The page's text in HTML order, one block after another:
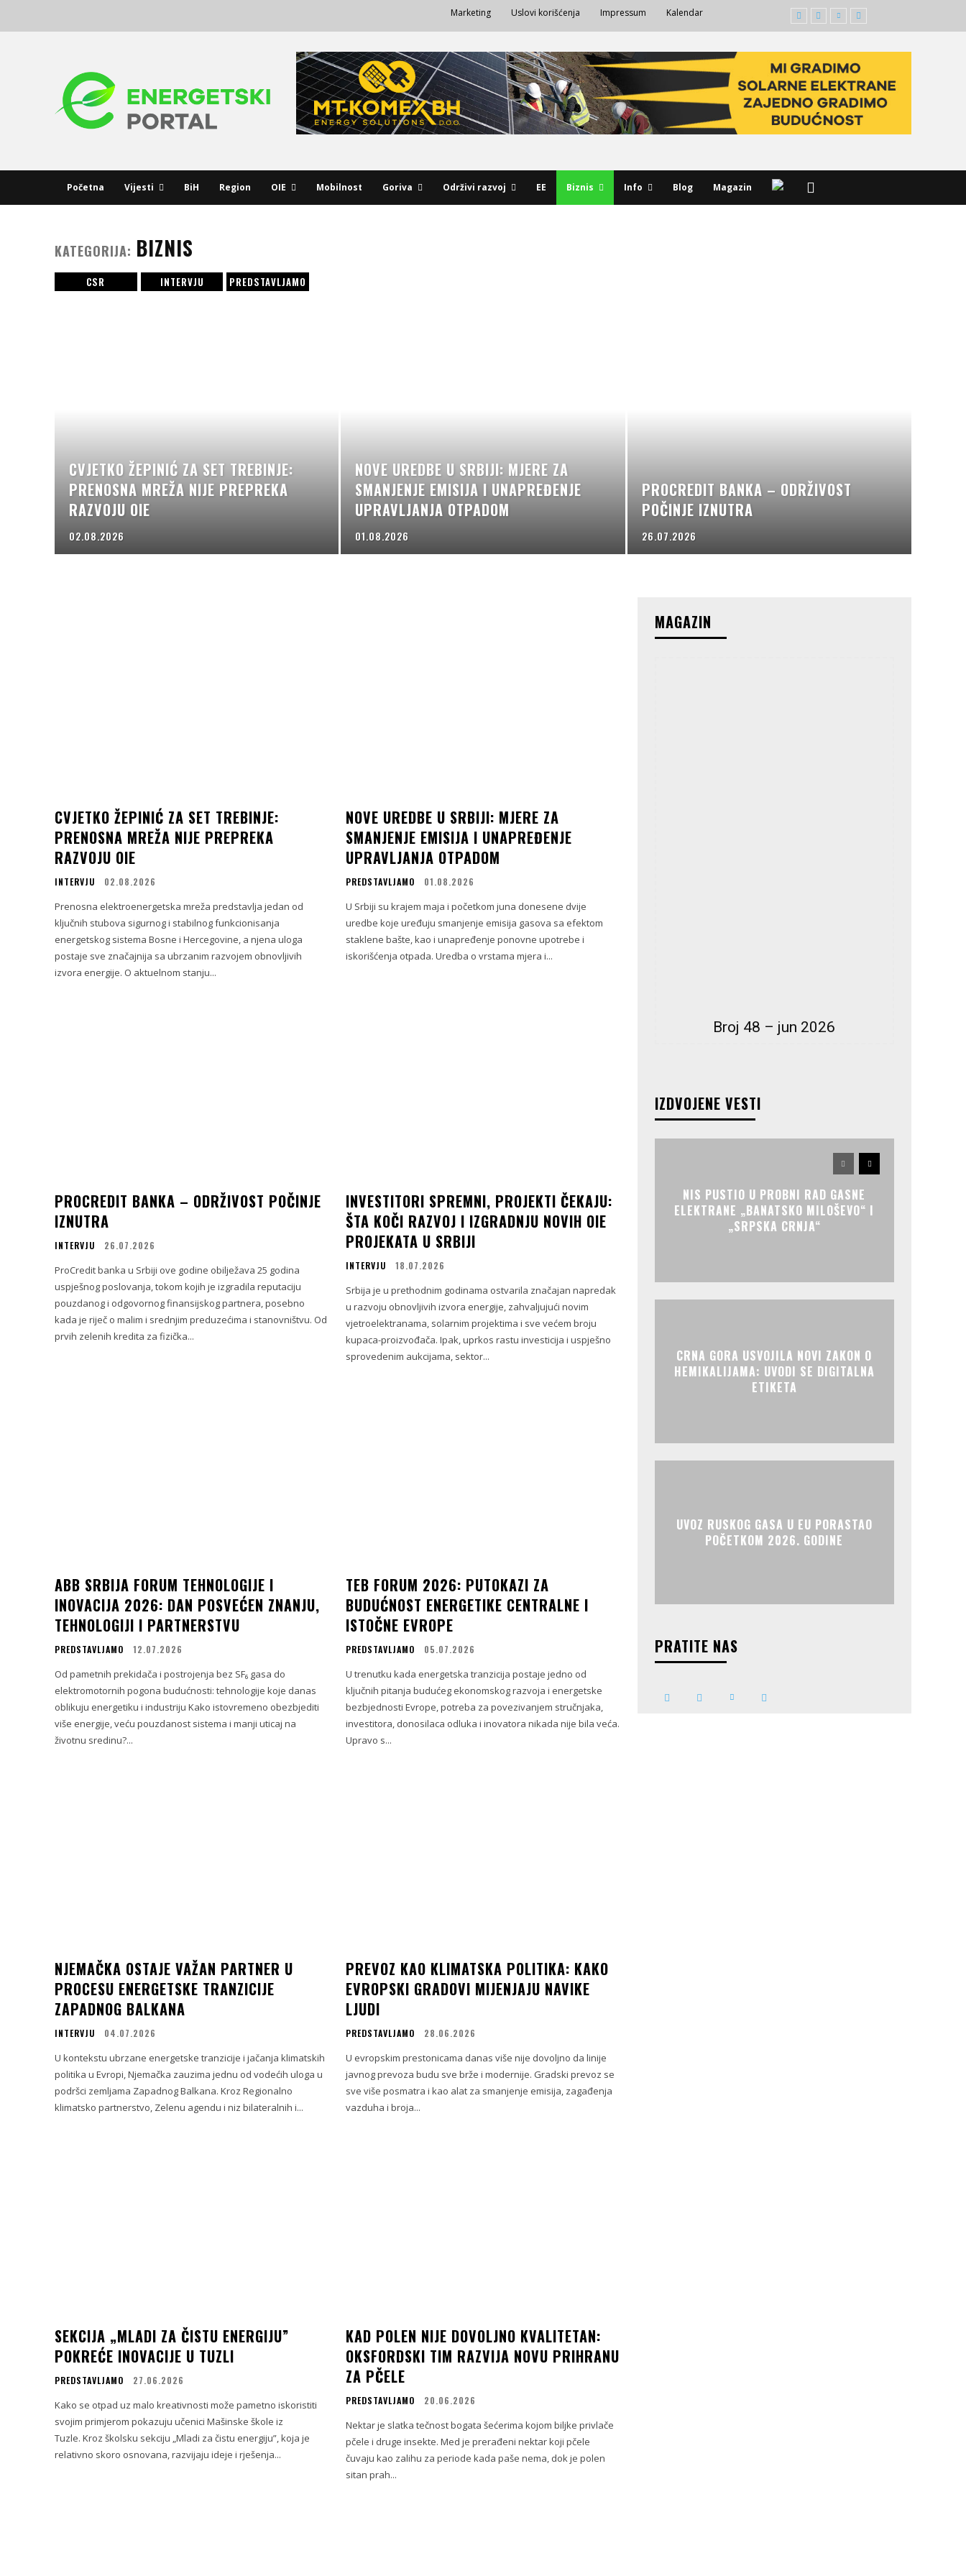
Marketing Uslovi korišćenja Impressum Kalendar
Početna Vijesti BiH Region OIE Mobilnost Goriva Održivi razvoj EE Biznis Info Blog Magazin
KATEGORIJA: BIZNIS
CSR INTERVJU PREDSTAVLJAMO
CVJETKO ŽEPINIĆ ZA SET TREBINJE:
PRENOSNA MREŽA NIJE PREPREKA
RAZVOJU OIE
02.08.2026
NOVE UREDBE U SRBIJI: MJERE ZA
SMANJENJE EMISIJA I UNAPREĐENJE
UPRAVLJANJA OTPADOM
01.08.2026
PROCREDIT BANKA – ODRŽIVOST
POČINJE IZNUTRA
26.07.2026
CVJETKO ŽEPINIĆ ZA SET TREBINJE:
PRENOSNA MREŽA NIJE PREPREKA
RAZVOJU OIE
INTERVJU 02.08.2026
Prenosna elektroenergetska mreža predstavlja jedan od
ključnih stubova sigurnog i stabilnog funkcionisanja
energetskog sistema Bosne i Hercegovine, a njena uloga
postaje sve značajnija sa ubrzanim razvojem obnovljivih
izvora energije. O aktuelnom stanju...
NOVE UREDBE U SRBIJI: MJERE ZA
SMANJENJE EMISIJA I UNAPREĐENJE
UPRAVLJANJA OTPADOM
PREDSTAVLJAMO 01.08.2026
U Srbiji su krajem maja i početkom juna donesene dvije
uredbe koje uređuju smanjenje emisija gasova sa efektom
staklene bašte, kao i unapređenje ponovne upotrebe i
iskorišćenja otpada. Uredba o vrstama mjera i...
PROCREDIT BANKA – ODRŽIVOST POČINJE
IZNUTRA
INTERVJU 26.07.2026
ProCredit banka u Srbiji ove godine obilježava 25 godina
uspješnog poslovanja, tokom kojih je izgradila reputaciju
pouzdanog i odgovornog finansijskog partnera, posebno
kada je riječ o malim i srednjim preduzećima i stanovništvu. Od
prvih zelenih kredita za fizička...
INVESTITORI SPREMNI, PROJEKTI ČEKAJU:
ŠTA KOČI RAZVOJ I IZGRADNJU NOVIH OIE
PROJEKATA U SRBIJI
INTERVJU 18.07.2026
Srbija je u prethodnim godinama ostvarila značajan napredak
u razvoju obnovljivih izvora energije, zahvaljujući novim
vjetroelektranama, solarnim projektima i sve većem broju
kupaca-proizvođača. Ipak, uprkos rastu investicija i uspješno
sprovedenim aukcijama, sektor...
ABB SRBIJA FORUM TEHNOLOGIJE I
INOVACIJA 2026: DAN POSVEĆEN ZNANJU,
TEHNOLOGIJI I PARTNERSTVU
PREDSTAVLJAMO 12.07.2026
Od pametnih prekidača i postrojenja bez SF₆ gasa do
elektromotornih pogona budućnosti: tehnologije koje danas
oblikuju energetiku i industriju Kako istovremeno obezbjediti
više energije, veću pouzdanost sistema i manji uticaj na
životnu sredinu?...
TEB FORUM 2026: PUTOKAZI ZA
BUDUĆNOST ENERGETIKE CENTRALNE I
ISTOČNE EVROPE
PREDSTAVLJAMO 05.07.2026
U trenutku kada energetska tranzicija postaje jedno od
ključnih pitanja budućeg ekonomskog razvoja i energetske
bezbjednosti Evrope, potreba za povezivanjem stručnjaka,
investitora, donosilaca odluka i inovatora nikada nije bila veća.
Upravo s...
NJEMAČKA OSTAJE VAŽAN PARTNER U
PROCESU ENERGETSKE TRANZICIJE
ZAPADNOG BALKANA
INTERVJU 04.07.2026
U kontekstu ubrzane energetske tranzicije i jačanja klimatskih
politika u Evropi, Njemačka zauzima jednu od vodećih uloga u
podršci zemljama Zapadnog Balkana. Kroz Regionalno
klimatsko partnerstvo, Zelenu agendu i niz bilateralnih i...
PREVOZ KAO KLIMATSKA POLITIKA: KAKO
EVROPSKI GRADOVI MIJENJAJU NAVIKE
LJUDI
PREDSTAVLJAMO 28.06.2026
U evropskim prestonicama danas više nije dovoljno da linije
javnog prevoza budu sve brže i modernije. Gradski prevoz se
sve više posmatra i kao alat za smanjenje emisija, zagađenja
vazduha i broja...
SEKCIJA „MLADI ZA ČISTU ENERGIJU”
POKREĆE INOVACIJE U TUZLI
PREDSTAVLJAMO 27.06.2026
Kako se otpad uz malo kreativnosti može pametno iskoristiti
svojim primjerom pokazuju učenici Mašinske škole iz
Tuzle. Kroz školsku sekciju „Mladi za čistu energiju”, koja je
relativno skoro osnovana, razvijaju ideje i rješenja...
KAD POLEN NIJE DOVOLJNO KVALITETAN:
OKSFORDSKI TIM RAZVIJA NOVU PRIHRANU
ZA PČELE
PREDSTAVLJAMO 20.06.2026
Nektar je slatka tečnost bogata šećerima kojom biljke privlače
pčele i druge insekte. Med je prerađeni nektar koji pčele
čuvaju kao zalihu za periode kada paše nema, dok je polen
sitan prah...
MAGAZIN
Broj 48 – jun 2026
IZDVOJENE VESTI
NIS PUSTIO U PROBNI RAD GASNE
ELEKTRANE „BANATSKO MILOŠEVO“ I
„SRPSKA CRNJA“
CRNA GORA USVOJILA NOVI ZAKON O
HEMIKALIJAMA: UVODI SE DIGITALNA
ETIKETA
UVOZ RUSKOG GASA U EU PORASTAO
POČETKOM 2026. GODINE
PRATITE NAS